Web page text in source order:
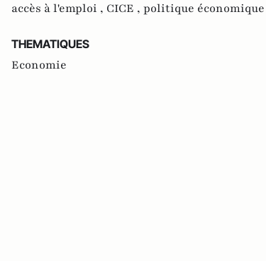
accès à l'emploi , CICE , politique économique
THEMATIQUES
Economie